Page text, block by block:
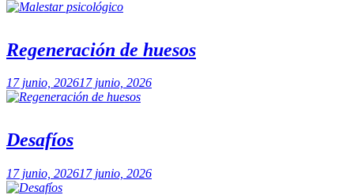
Regeneración de huesos
17 junio, 202617 junio, 2026
Desafíos
17 junio, 202617 junio, 2026